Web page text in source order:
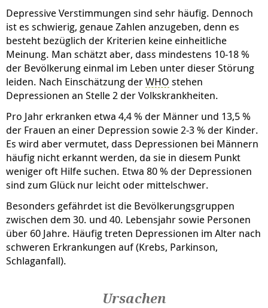
Depressive Verstimmungen sind sehr häufig. Dennoch
ist es schwierig, genaue Zahlen anzugeben, denn es
besteht bezüglich der Kriterien keine einheitliche
Meinung. Man schätzt aber, dass mindestens 10-18 %
der Bevölkerung einmal im Leben unter dieser Störung
leiden. Nach Einschätzung derWHO stehen
Depressionen an Stelle 2 der Volkskrankheiten.
Pro Jahr erkranken etwa 4,4 % der Männer und 13,5 %
der Frauen an einer Depression sowie 2-3 % der Kinder.
Es wird aber vermutet, dass Depressionen bei Männern
häufig nicht erkannt werden, da sie in diesem Punkt
weniger oft Hilfe suchen. Etwa 80 % der Depressionen
sind zum Glück nur leicht oder mittelschwer.
Besonders gefährdet ist die Bevölkerungsgruppen
zwischen dem 30. und 40. Lebensjahr sowie Personen
über 60 Jahre. Häufig treten Depressionen im Alter nach
schweren Erkrankungen auf (Krebs, Parkinson,
Schlaganfall).
Ursachen